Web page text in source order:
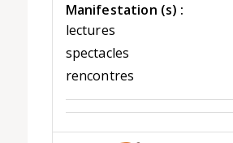
Manifestation (s) :
lectures
spectacles
rencontres